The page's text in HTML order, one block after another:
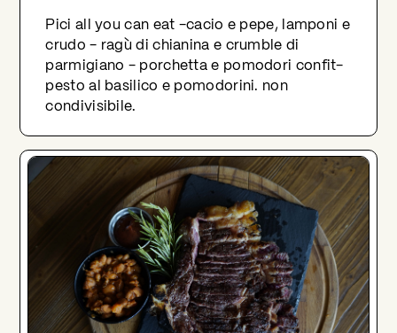
Pici all you can eat -cacio e pepe, lamponi e
crudo - ragù di chianina e crumble di
parmigiano - porchetta e pomodori confit-
pesto al basilico e pomodorini. non
condivisibile.